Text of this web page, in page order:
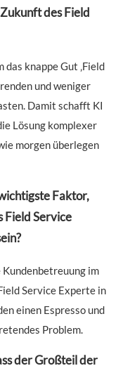
des Field
knappe Gut ‚Field
und weniger
Damit schafft KI
Lösung komplexer
morgen überlegen
Faktor,
Field Service
im
Service Experte in
einen Espresso und
Problem.
der Großteil der